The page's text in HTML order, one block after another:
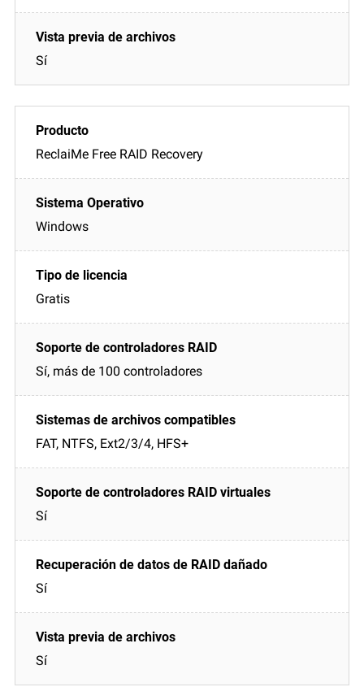
Sí
ReclaiMe Free RAID Recovery
Windows
Gratis
Sí, más de 100 controladores
FAT, NTFS, Ext2/3/4, HFS+
Sí
Sí
Sí